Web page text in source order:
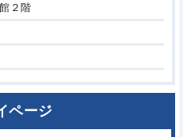
２階
ページ